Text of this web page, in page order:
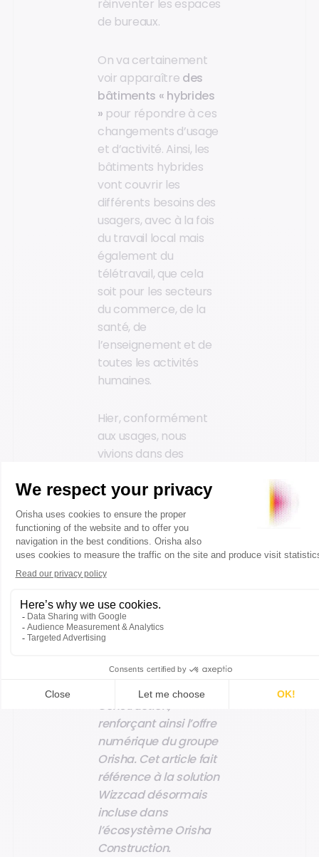
réinventer les espaces
de bureaux.
On va certainement
voir apparaître des
bâtiments « hybrides
» pour répondre à ces
changements d’usage
et d’activité. Ainsi, les
bâtiments hybrides
vont couvrir les
différents besoins des
usagers, avec à la fois
du travail local mais
également du
télétravail, que cela
soit pour les secteurs
du commerce, de la
santé, de
l’enseignement et de
toutes les activités
humaines.
Hier, conformément
aux usages, nous
vivions dans des
monolithiques pour
des activités fixes mais
aujourd’hui, nous allons
avoir besoin de
bâtiments ouverts,
flexibles
pour des activités qui
seront elles-mêmes
hybrides.
En 2025, Wizzcad a
intégré Orisha
Construction,
renforçant ainsi l’offre
numérique du groupe
Orisha. Cet article fait
référence à la solution
Wizzcad désormais
incluse dans
l’écosystème Orisha
Construction.